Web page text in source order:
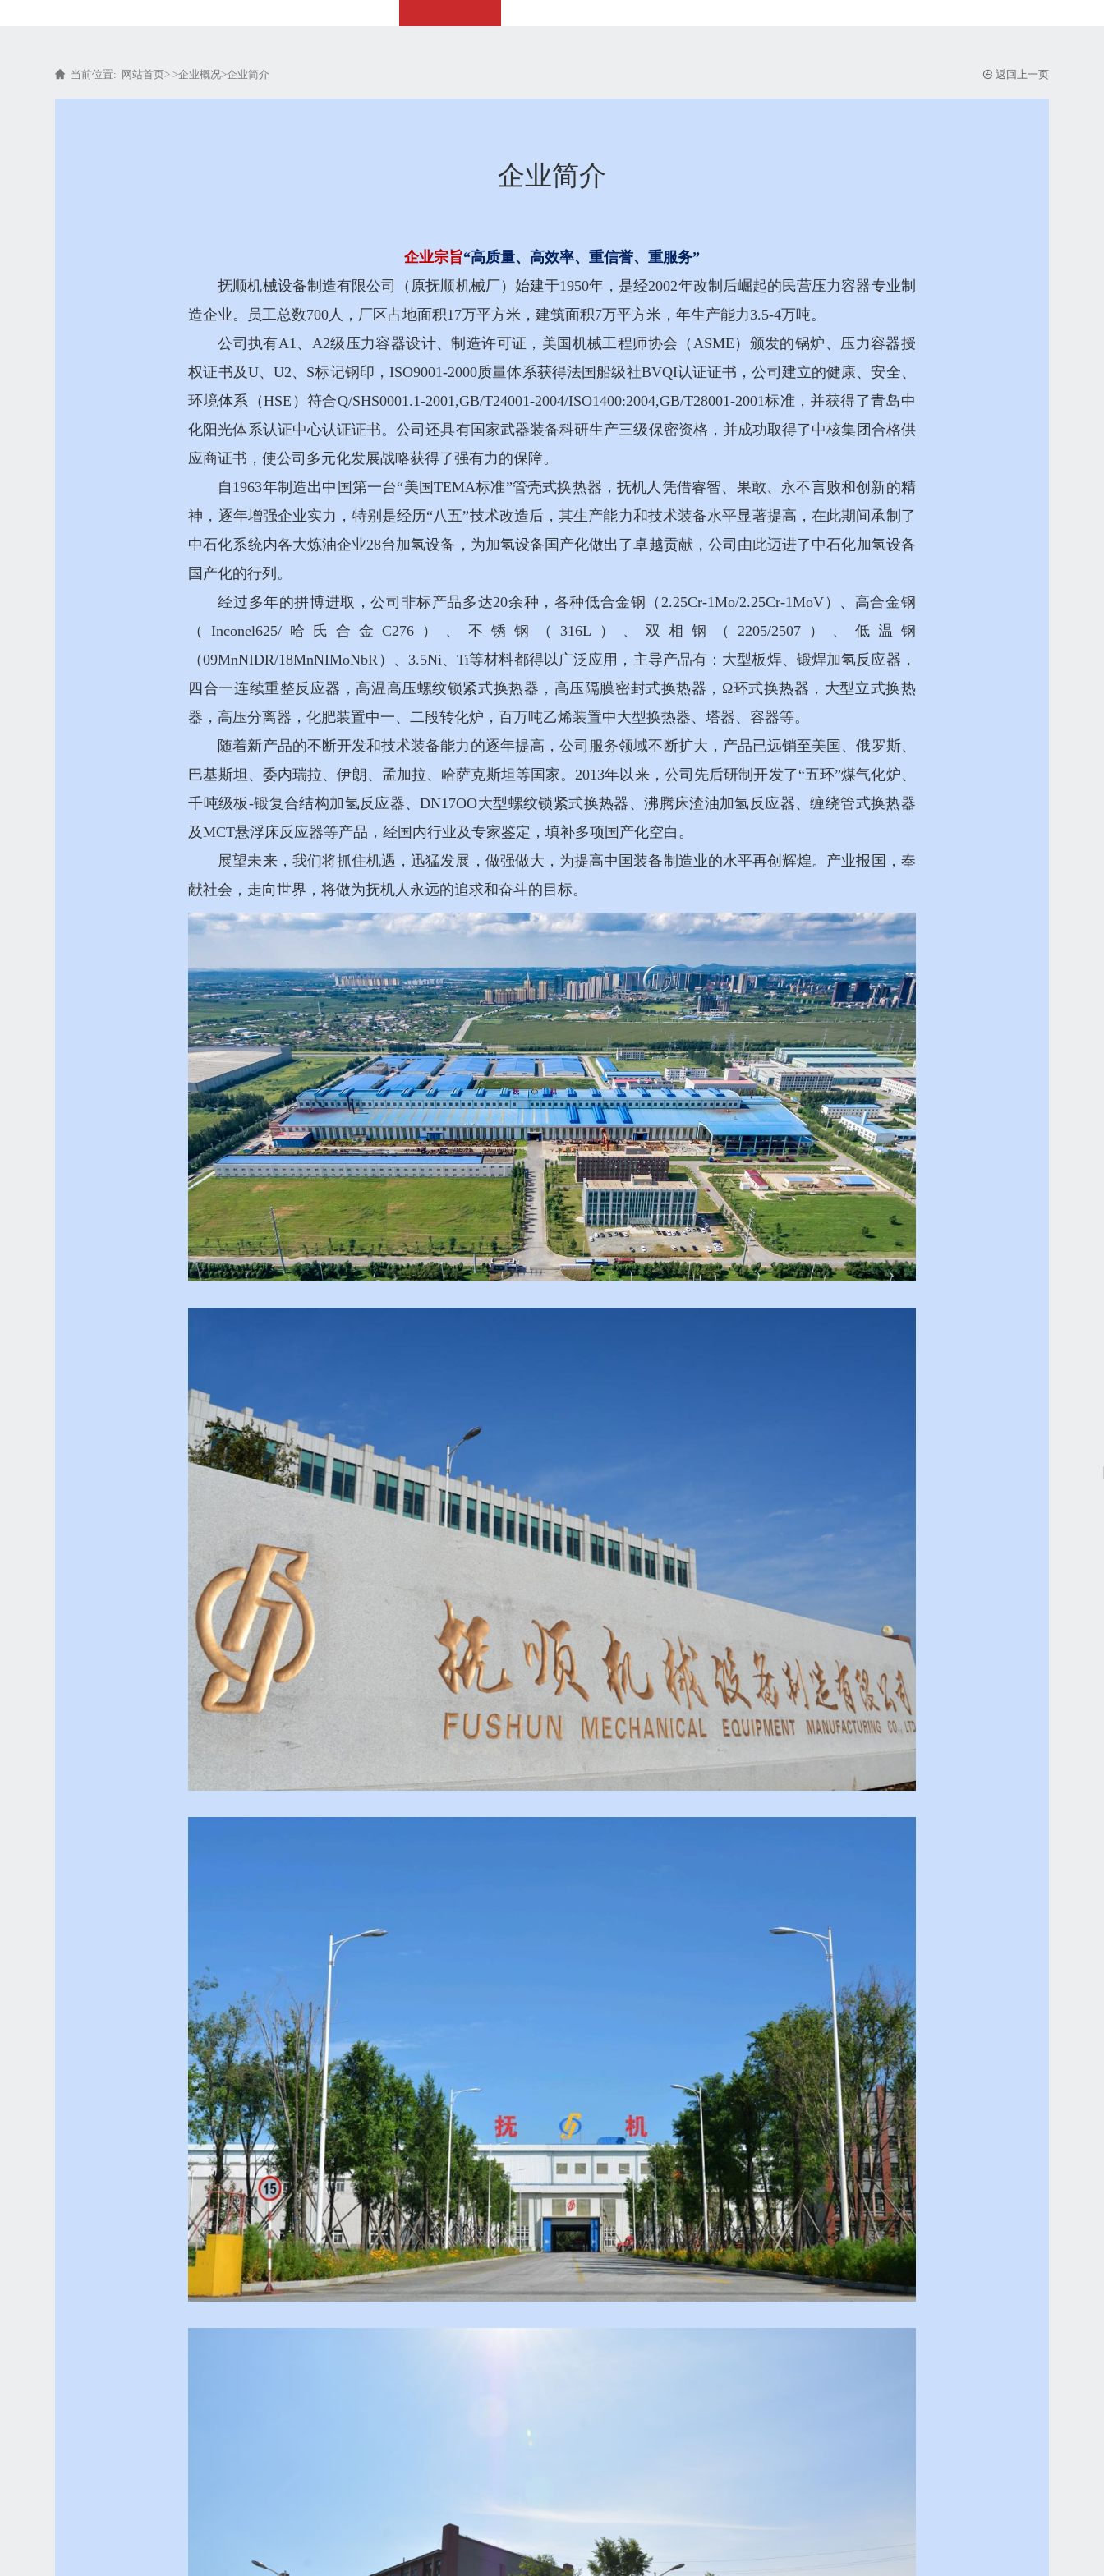
当前位置: 网站首页> >企业概况>企业简介 返回上一页
企业简介
企业宗旨“高质量、高效率、重信誉、重服务”
抚顺机械设备制造有限公司（原抚顺机械厂）始建于1950年，是经2002年改制后崛起的民营压力容器专业制
造企业。员工总数700人，厂区占地面积17万平方米，建筑面积7万平方米，年生产能力3.5-4万吨。
公司执有A1、A2级压力容器设计、制造许可证，美国机械工程师协会（ASME）颁发的锅炉、压力容器授
权证书及U、U2、S标记钢印，ISO9001-2000质量体系获得法国船级社BVQI认证证书，公司建立的健康、安全、
环境体系（HSE）符合Q/SHS0001.1-2001,GB/T24001-2004/ISO1400:2004,GB/T28001-2001标准，并获得了青岛中
化阳光体系认证中心认证证书。公司还具有国家武器装备科研生产三级保密资格，并成功取得了中核集团合格供
应商证书，使公司多元化发展战略获得了强有力的保障。
自1963年制造出中国第一台“美国TEMA标准”管壳式换热器，抚机人凭借睿智、果敢、永不言败和创新的精
神，逐年增强企业实力，特别是经历“八五”技术改造后，其生产能力和技术装备水平显著提高，在此期间承制了
中石化系统内各大炼油企业28台加氢设备，为加氢设备国产化做出了卓越贡献，公司由此迈进了中石化加氢设备
国产化的行列。
经过多年的拼博进取，公司非标产品多达20余种，各种低合金钢（2.25Cr-1Mo/2.25Cr-1MoV）、高合金钢
（Inconel625/哈氏合金C276）、不锈钢（316L）、双相钢（2205/2507）、低温钢
（09MnNIDR/18MnNIMoNbR）、3.5Ni、Ti等材料都得以广泛应用，主导产品有：大型板焊、锻焊加氢反应器，
四合一连续重整反应器，高温高压螺纹锁紧式换热器，高压隔膜密封式换热器，Ω环式换热器，大型立式换热
器，高压分离器，化肥装置中一、二段转化炉，百万吨乙烯装置中大型换热器、塔器、容器等。
随着新产品的不断开发和技术装备能力的逐年提高，公司服务领域不断扩大，产品已远销至美国、俄罗斯、
巴基斯坦、委内瑞拉、伊朗、孟加拉、哈萨克斯坦等国家。2013年以来，公司先后研制开发了“五环”煤气化炉、
千吨级板-锻复合结构加氢反应器、DN17OO大型螺纹锁紧式换热器、沸腾床渣油加氢反应器、缠绕管式换热器
及MCT悬浮床反应器等产品，经国内行业及专家鉴定，填补多项国产化空白。
展望未来，我们将抓住机遇，迅猛发展，做强做大，为提高中国装备制造业的水平再创辉煌。产业报国，奉
献社会，走向世界，将做为抚机人永远的追求和奋斗的目标。